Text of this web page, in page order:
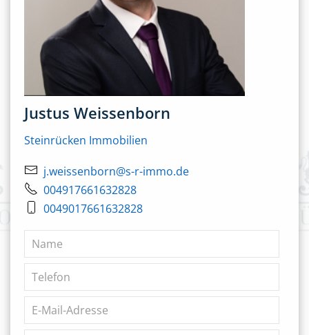
Justus Weissenborn
Steinrücken Immobilien
j.weissenborn@s-r-immo.de
004917661632828
0049017661632828